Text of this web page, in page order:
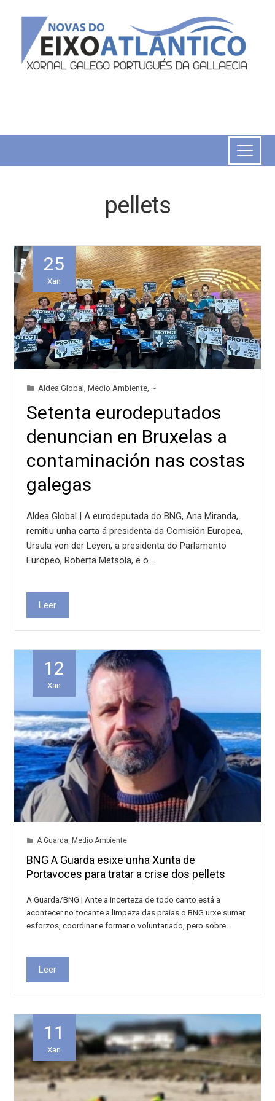
pellets
25
Xan
Aldea Global ,Medio Ambiente ~
Setenta eurodeputados
denuncian en Bruxelas a
contaminación nas costas
galegas
Aldea Global | A eurodeputada do BNG, Ana Miranda,
remitiu unha carta á presidenta da Comisión Europea,
Ursula von der Leyen, a presidenta do Parlamento
Europeo, Roberta Metsola, e o…
Leer
12
Xan
A Guarda, Medio Ambiente
BNG A Guarda esixe unha Xunta de
Portavoces para tratar a crise dos pellets
A Guarda/BNG | Ante a incerteza de todo canto está a
acontecer no tocante a limpeza das praias o BNG urxe sumar
esforzos, coordinar e formar o voluntariado, pero sobre…
Leer
11
Xan